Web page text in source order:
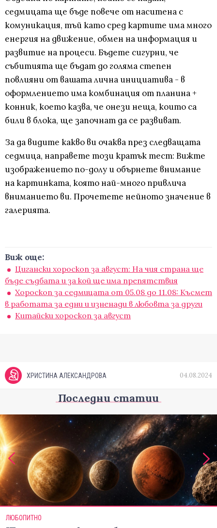
седмицата ще бъде повече от наситена с
комуникация, тъй като сред картите има много
енергия на движение, обмен на информация и
развитие на процеси. Бъдете сигурни, че
събитията ще бъдат до голяма степен
повлияни от вашата лична инициатива - в
оформлението има комбинация от планина +
конник, което казва, че онези неща, които са
били в блока, ще започнат да се развиват.
За да видите какво ви очаква през следващата
седмица, направете този кратък тест: Вижте
изображението по-долу и обърнете внимание
на картинката, която най-много привлича
вниманието ви. Прочетете нейното значение в
галерията.
Виж още:
Цигански хороскоп за август: На чия страна ще
бъде съдбата и за кой ще има препятствия
Хороскоп за седмицата от 05.08 до 11.08: Късмет
в работата за едни и изненади в любовта за други
Китайски хороскоп за август
ХРИСТИНА АЛЕКСАНДРОВА 04.08.2024
Последни статии
ЛЮБОПИТНО